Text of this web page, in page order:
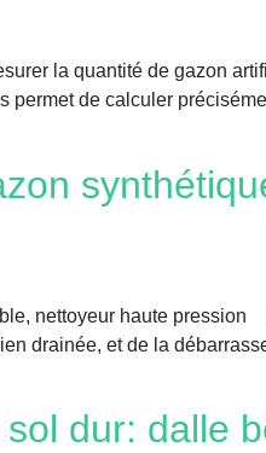
la quantité de gazon
de calculer
nettoyeur haute
drainée, et de la
dur: dalle